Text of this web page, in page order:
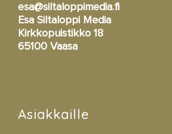
esa@siltaloppimedia.fi
Esa Siltaloppi Media
Kirkkopuistikko 18
65100 Vaasa
Asiakkaille